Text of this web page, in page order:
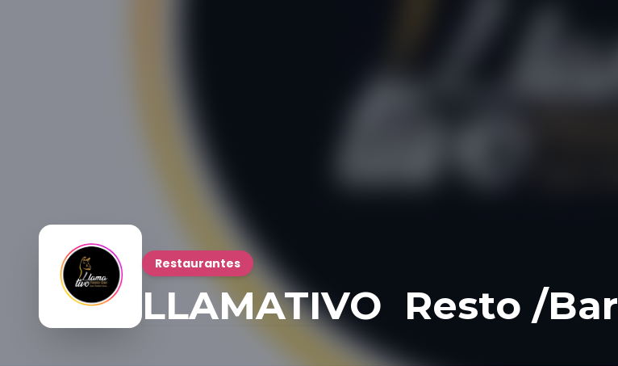
Restaurantes
LLAMATIVO Resto /Bar